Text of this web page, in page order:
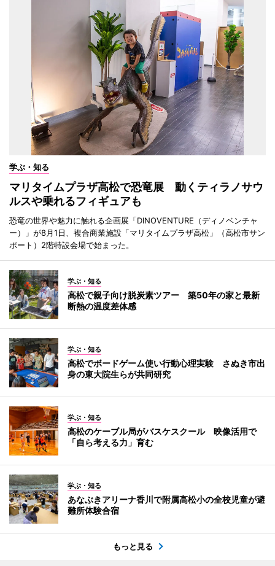
学ぶ・知る
マリタイムプラザ高松で恐竜展 動くティラノサウ
ルスや乗れるフィギュアも
恐竜の世界や魅力に触れる企画展「DINOVENTURE（ディノベンチャ
ー）」が8月1日、複合商業施設「マリタイムプラザ高松」（高松市サン
ポート）2階特設会場で始まった。
学ぶ・知る
高松で親子向け脱炭素ツアー 築50年の家と最新
断熱の温度差体感
学ぶ・知る
高松でボードゲーム使い行動心理実験 さぬき市出
身の東大院生らが共同研究
学ぶ・知る
高松のケーブル局がバスケスクール 映像活用で
「自ら考える力」育む
学ぶ・知る
あなぶきアリーナ香川で附属高松小の全校児童が避
難所体験合宿
もっと見る